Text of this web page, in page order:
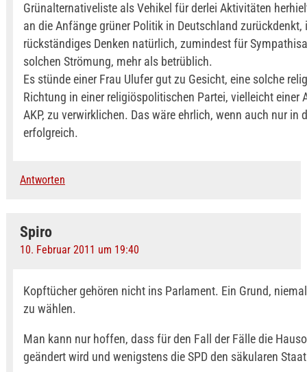
Grünalternativeliste als Vehikel für derlei Aktivitäten
an die Anfänge grüner Politik in Deutschland zurückdenkt,
rückständiges Denken natürlich, zumindest für
solchen Strömung, mehr als betrüblich.
Es stünde einer Frau Ulufer gut zu Gesicht, eine solche
Richtung in einer religiöspolitischen Partei, vielleicht einer
AKP, zu verwirklichen. Das wäre ehrlich, wenn auch nur in
erfolgreich.
Antworten
Spiro
10. Februar 2011 um 19:40
Kopftücher gehören nicht ins Parlament. Ein Grund,
zu wählen.
Man kann nur hoffen, dass für den Fall der Fälle die
geändert wird und wenigstens die SPD den säkularen